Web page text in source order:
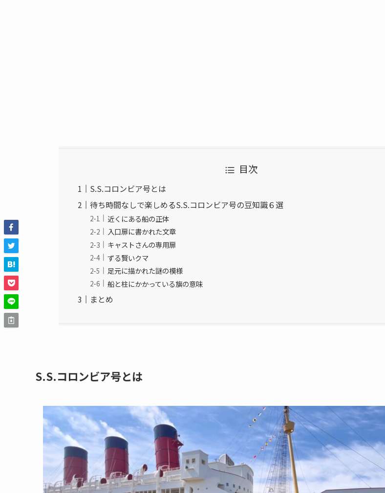
目次
S.S.コロンビア号とは
待ち時間なしで楽しめるS.S.コロンビア号の豆知識６選
近くにある船の正体
入口扉に書かれた文章
キャストさんの専用扉
ずる賢いクマ
足元に描かれた謎の模様
船と柱にかかっている旗の意味
まとめ
S.S.コロンビア号とは